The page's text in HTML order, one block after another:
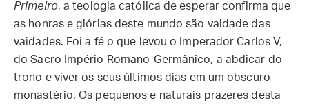
Primeiro, a teologia católica de esperar confirma que
as honras e glórias deste mundo são vaidade das
vaidades. Foi a fé o que levou o Imperador Carlos V,
do Sacro Império Romano-Germânico, a abdicar do
trono e viver os seus últimos dias em um obscuro
monastério. Os pequenos e naturais prazeres desta